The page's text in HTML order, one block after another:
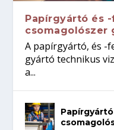
Papírgyártó és
csomagolószer
A papírgyártó, és -
gyártó technikus
a...